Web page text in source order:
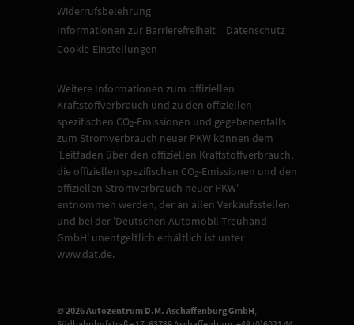
Widerrufsbelehrung
Informationen zur Barrierefreiheit
Datenschutz
Cookie-Einstellungen
Weitere Informationen zum offiziellen
Kraftstoffverbrauch und zu den offiziellen
spezifischen CO2-Emissionen und gegebenenfalls
zum Stromverbrauch neuer PKW können dem
'Leitfaden über den offiziellen Kraftstoffverbrauch,
die offiziellen spezifischen CO2-Emissionen und den
offiziellen Stromverbrauch neuer PKW'
entnommen werden, der an allen Verkaufsstellen
und bei der 'Deutschen Automobil Treuhand
GmbH' unentgeltlich erhältlich ist unter
www.dat.de.
© 2026Autozentrum D.M. Aschaffenburg GmbH